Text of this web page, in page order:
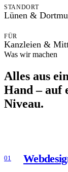
STANDORT
Lünen &
FÜR
Kanzleien &
Was wir machen
Alles aus
Hand – auf
Niveau.
01